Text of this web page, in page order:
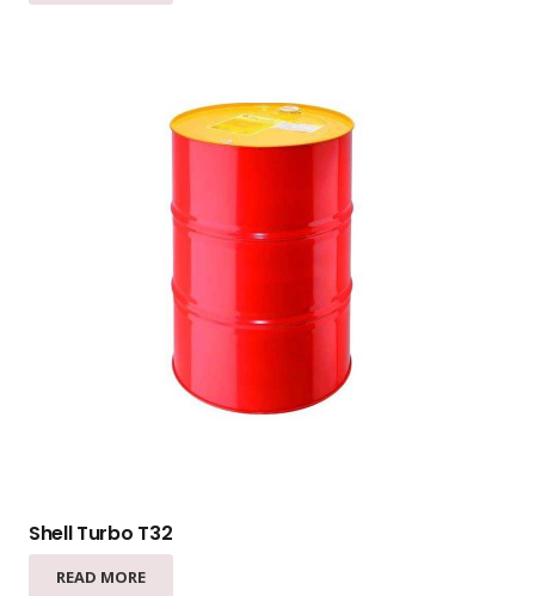
Shell Turbo T32
READ MORE